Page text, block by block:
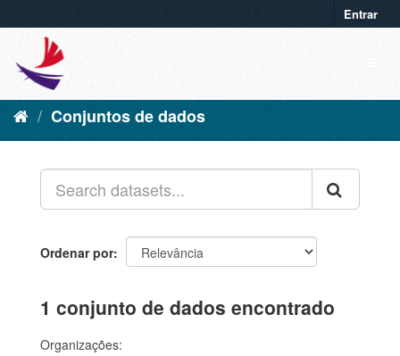
Entrar
Conjuntos de dados
Ordenar por
1 conjunto de dados encontrado
Organizações: